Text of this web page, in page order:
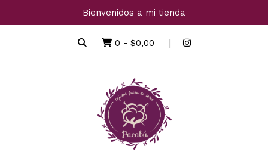
Bienvenidos a mi tienda
0 - $0,00